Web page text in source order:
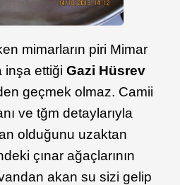
mimarların piri Mimar
inşa ettiği Gazi Hüsrev
geçmek olmaz. Camii
ve tğm detaylarıyla
olduğunu uzaktan
çınar ağaçlarının
akan su sizi gelip